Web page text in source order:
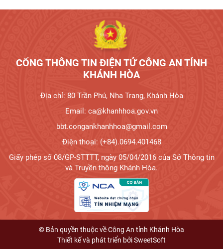
CỔNG THÔNG TIN ĐIỆN TỬ CÔNG AN TỈNH
KHÁNH HÒA
Địa chỉ: 80 Trần Phú, Nha Trang, Khánh Hòa
Email: ca@khanhhoa.gov.vn
bbt.congankhanhhoa@gmail.com
Điện thoại: (+84).0694.401468
Giấy phép số 08/GP-STTTT, ngày 05/04/2016 của Sở Thông tin
và Truyền thông Khánh Hòa.
© Bản quyền thuộc về Công An tỉnh Khánh Hòa
Thiết kế và phát triển bởiSweetSoft